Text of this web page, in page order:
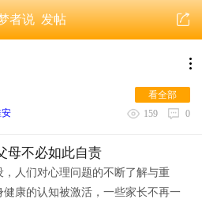
者说发帖
看全部
159
0
母不必如此自责
人们对心理问题的不断了解与重
康的认知被激活，一些家长不再一